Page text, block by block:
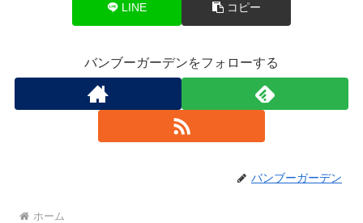
LINE コピー
バンブーガーデンをフォローする
バンブーガーデン
ホーム